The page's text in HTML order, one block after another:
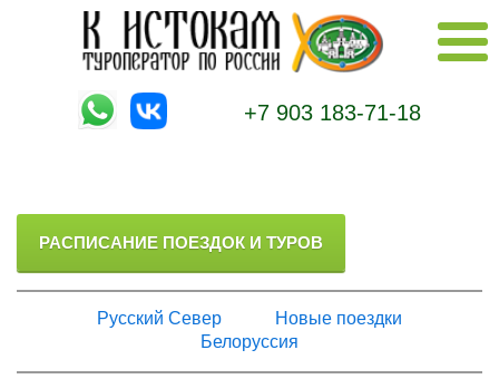
+7 903 183-71-18
РАСПИСАНИЕ ПОЕЗДОК И ТУРОВ
Русский Север
Новые поездки
Белоруссия